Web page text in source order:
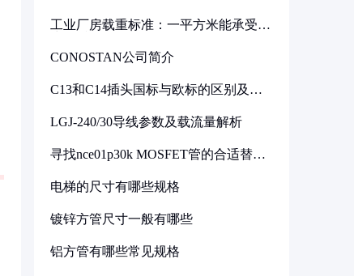
工业厂房载重标准：一平方米能承受多
CONOSTAN公司简介
C13和C14插头国标与欧标的区别及其
LGJ-240/30导线参数及载流量解析
寻找nce01p30k MOSFET管的合适替代
电梯的尺寸有哪些规格
镀锌方管尺寸一般有哪些
铝方管有哪些常见规格